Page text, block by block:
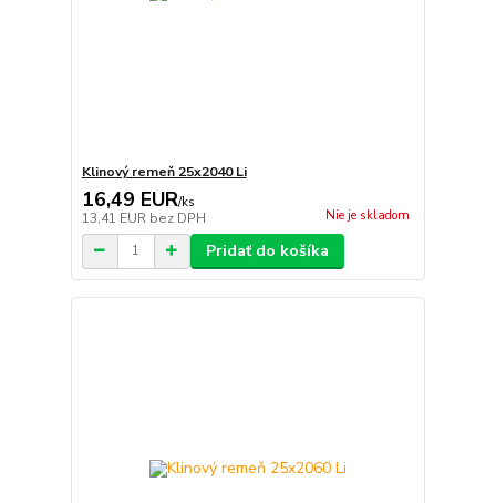
Klinový remeň 25x2040 Li
16,49 EUR/ks
13,41 EUR bez DPH Nie je skladom
Pridať do košíka